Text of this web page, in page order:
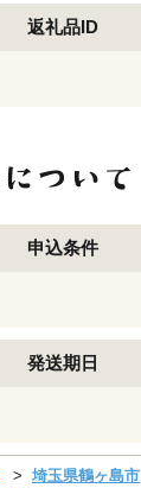
返礼品ID
申込条件
発送期日
埼玉県鶴ヶ島市